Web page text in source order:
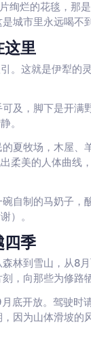
绚烂的花毯，那
城市里永远喝不
里
。这就是伊犁的
及，脚下是开满
。
夏牧场，木屋、
柔美的人体曲线
自制的马奶子，
）。
季
林到雪山，从8
，向那些为修路
底开放。驾驶时
因为山体滑坡的